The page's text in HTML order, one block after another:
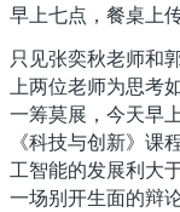
早上七点，餐桌上
只见张奕秋老师和
上两位老师为思考
一筹莫展，今天早
《科技与创新》课
工智能的发展利大
一场别开生面的辩论